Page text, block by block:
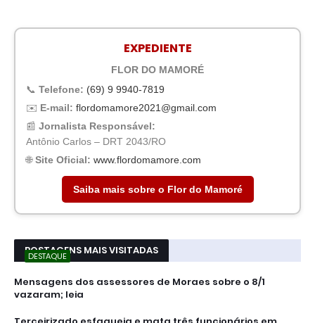
EXPEDIENTE
FLOR DO MAMORÉ
📞 Telefone: (69) 9 9940-7819
✉️ E-mail: flordomamore2021@gmail.com
📰 Jornalista Responsável:
Antônio Carlos – DRT 2043/RO
🌐Site Oficial: www.flordomamore.com
Saiba mais sobre o Flor do Mamoré
POSTAGENS MAIS VISITADAS
DESTAQUE
Mensagens dos assessores de Moraes sobre o 8/1
vazaram; leia